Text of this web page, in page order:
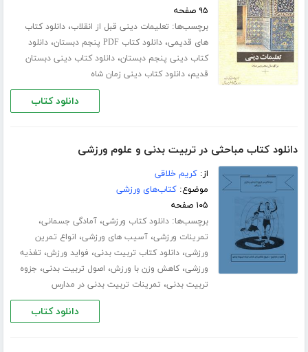
۹۵ صفحه
برچسب‌ها: تعلیمات دینی قبل از انقلاب،دانلود کتاب
های قدیمی،دانلود کتاب PDF پنجم دبستان ،دانلود
کتاب دینی پنجم دبستان،دانلود کتاب دینی دبستان
قدیم،دانلود کتاب دینی زمان شاه
دانلود کتاب
دانلود کتاب مباحثی در تربیت بدنی و علوم ورزشی
از:کریم خلاقی
موضوع:کتاب‌های ورزشی
۱۰۵ صفحه
برچسب‌ها:دانلود کتاب ورزشی،آمادگی جسمانی،
تمرینات ورزشی،آسیب های ورزشی، انواع تمرین
ورزشی،دانلود کتاب تربیت بدنی، فواید ورزش، تغذیه
ورزشی،کاهش وزن با ورزش، اصول تربیت بدنی، جزوه
تربیت بدنی، تمرینات تربیت بدنی در مدارس
دانلود کتاب